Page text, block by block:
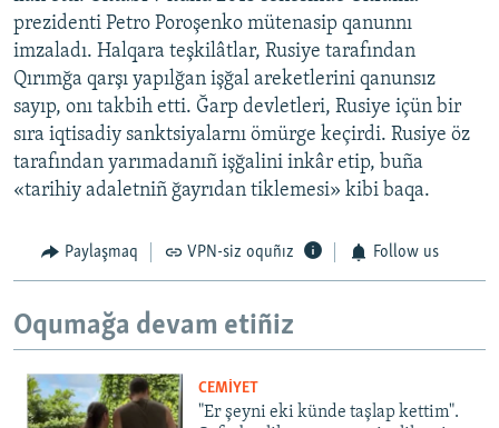
prezidenti Petro Poroşenko mütenasip qanunnı
imzaladı. Halqara teşkilâtlar, Rusiye tarafından
Qırımğa qarşı yapılğan işğal areketlerini qanunsız
sayıp, onı takbih etti. Ğarp devletleri, Rusiye içün bir
sıra iqtisadiy sanktsiyalarnı ömürge keçirdi. Rusiye öz
tarafından yarımadanıñ işğalini inkâr etip, buña
«tarihiy adaletniñ ğayrıdan tiklemesi» kibi baqa.
Paylaşmaq VPN-siz oquñız Follow us
Oqumağa devam etiñiz
CEMİYET
"Er şeyni eki künde taşlap kettim".